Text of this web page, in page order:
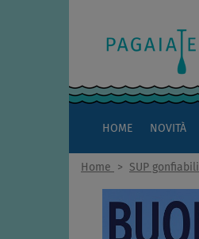
HOME NOVITÀ
Home > SUP gonfiabili